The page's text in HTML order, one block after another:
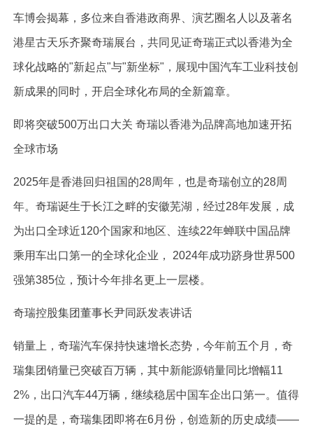
车博会揭幕，多位来自香港政商界、演艺圈名人以及著名
港星古天乐齐聚奇瑞展台，共同见证奇瑞正式以香港为全
球化战略的"新起点"与"新坐标"，展现中国汽车工业科技创
新成果的同时，开启全球化布局的全新篇章。
即将突破500万出口大关 奇瑞以香港为品牌高地加速开拓
全球市场
2025年是香港回归祖国的28周年，也是奇瑞创立的28周
年。奇瑞诞生于长江之畔的安徽芜湖，经过28年发展，成
为出口全球近120个国家和地区、连续22年蝉联中国品牌
乘用车出口第一的全球化企业， 2024年成功跻身世界500
强第385位，预计今年排名更上一层楼。
奇瑞控股集团董事长尹同跃发表讲话
销量上，奇瑞汽车保持快速增长态势，今年前五个月，奇
瑞集团销量已突破百万辆，其中新能源销量同比增幅11
2%，出口汽车44万辆，继续稳居中国车企出口第一。值得
一提的是，奇瑞集团即将在6月份，创造新的历史成绩——